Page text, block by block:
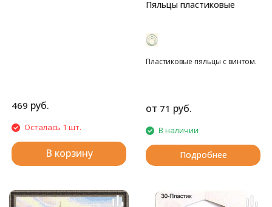
469 руб.
Осталась 1 шт.
В корзину
Пяльцы пластиковые
Пластиковые пяльцы с винтом.
от 71 руб.
В наличии
Подробнее